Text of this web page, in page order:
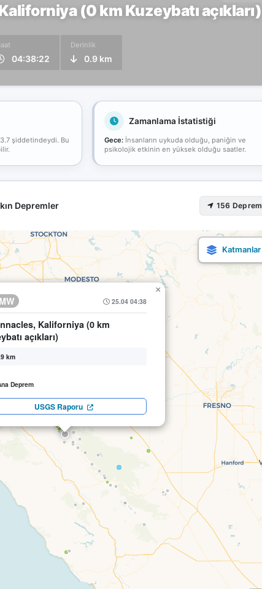
(0 km Kuzeybatı açıkları)
04:38:22
Derinlik
0.9 km
şiddetindeydi. Bu
Zamanlama İstatistiği
Gece:İnsanların uykuda olduğu, paniğin ve
psikolojik etkinin en yüksek olduğu saatler.
Depremler 156 Deprem
25.04 04:38
Kaliforniya (0 km
açıkları)
km
Deprem
USGS Raporu
×